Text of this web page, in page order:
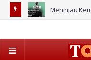
Meninjau